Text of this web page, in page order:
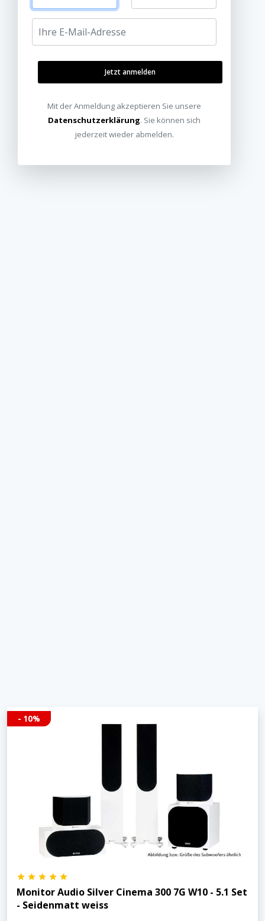
- 10%
Monitor Audio Silver Cinema 300 7G W10 - 5.1 Set
- Seidenmatt weiss
Jetzt anmelden
Mit der Anmeldung akzeptieren Sie unsere
Datenschutzerklärung. Sie können sich
jederzeit wieder abmelden.